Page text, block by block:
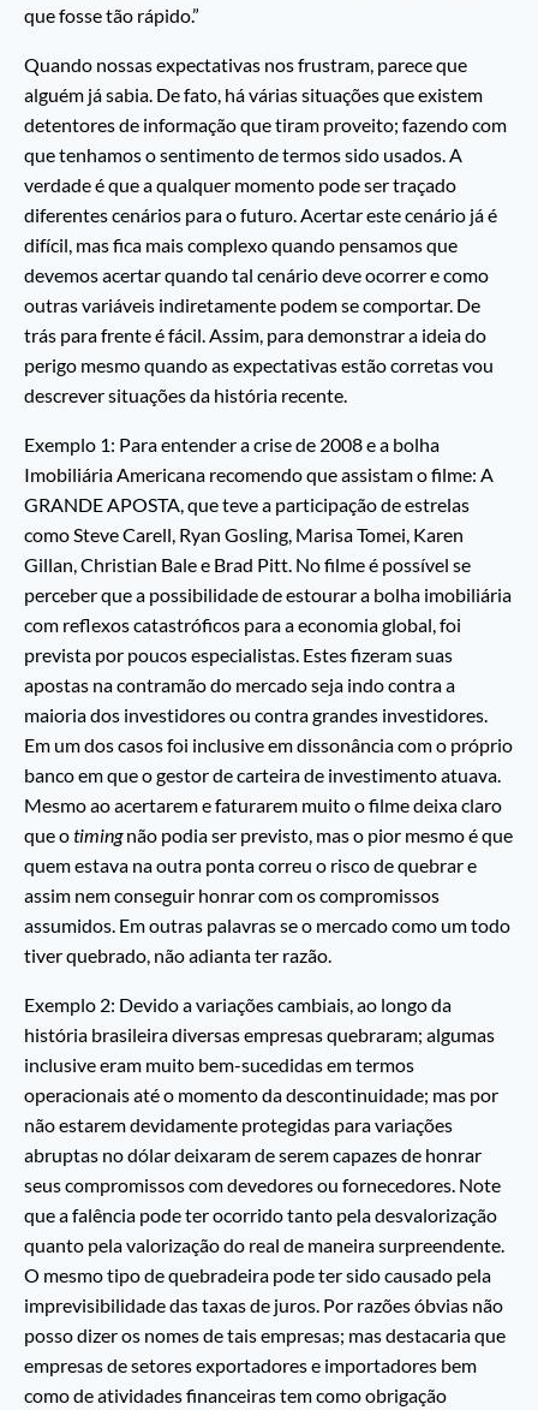
que fosse tão rápido.”
Quando nossas expectativas nos frustram, parece que
alguém já sabia. De fato, há várias situações que existem
detentores de informação que tiram proveito; fazendo com
que tenhamos o sentimento de termos sido usados. A
verdade é que a qualquer momento pode ser traçado
diferentes cenários para o futuro. Acertar este cenário já é
difícil, mas fica mais complexo quando pensamos que
devemos acertar quando tal cenário deve ocorrer e como
outras variáveis indiretamente podem se comportar. De
trás para frente é fácil. Assim, para demonstrar a ideia do
perigo mesmo quando as expectativas estão corretas vou
descrever situações da história recente.
Exemplo 1: Para entender a crise de 2008 e a bolha
Imobiliária Americana recomendo que assistam o filme: A
GRANDE APOSTA, que teve a participação de estrelas
como Steve Carell, Ryan Gosling, Marisa Tomei, Karen
Gillan, Christian Bale e Brad Pitt. No filme é possível se
perceber que a possibilidade de estourar a bolha imobiliária
com reflexos catastróficos para a economia global, foi
prevista por poucos especialistas. Estes fizeram suas
apostas na contramão do mercado seja indo contra a
maioria dos investidores ou contra grandes investidores.
Em um dos casos foi inclusive em dissonância com o próprio
banco em que o gestor de carteira de investimento atuava.
Mesmo ao acertarem e faturarem muito o filme deixa claro
que otimingnão podia ser previsto, mas o pior mesmo é que
quem estava na outra ponta correu o risco de quebrar e
assim nem conseguir honrar com os compromissos
assumidos. Em outras palavras se o mercado como um todo
tiver quebrado, não adianta ter razão.
Exemplo 2: Devido a variações cambiais, ao longo da
história brasileira diversas empresas quebraram; algumas
inclusive eram muito bem-sucedidas em termos
operacionais até o momento da descontinuidade; mas por
não estarem devidamente protegidas para variações
abruptas no dólar deixaram de serem capazes de honrar
seus compromissos com devedores ou fornecedores. Note
que a falência pode ter ocorrido tanto pela desvalorização
quanto pela valorização do real de maneira surpreendente.
O mesmo tipo de quebradeira pode ter sido causado pela
imprevisibilidade das taxas de juros. Por razões óbvias não
posso dizer os nomes de tais empresas; mas destacaria que
empresas de setores exportadores e importadores bem
como de atividades financeiras tem como obrigação